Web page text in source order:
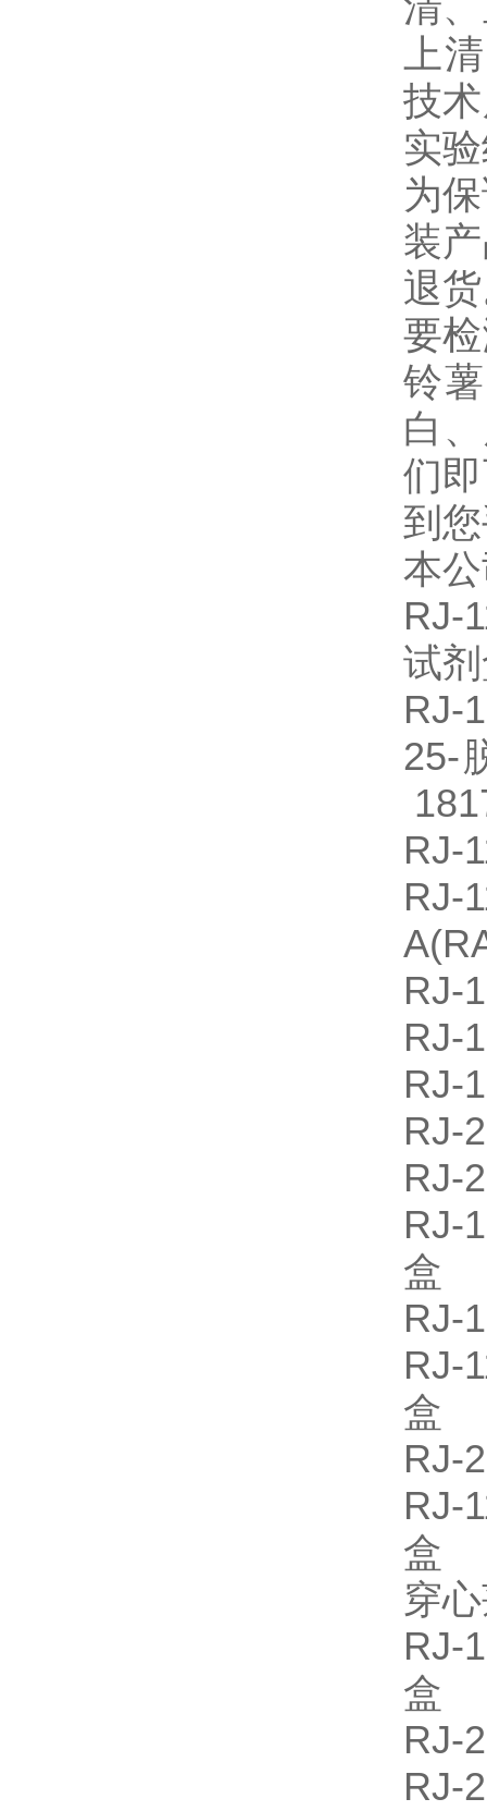
上
技
实
为
装
退
要
铃
白
们
到
本
RJ-
试
RJ-
25-
RJ-
RJ-
RJ-
RJ-
RJ-
RJ-
RJ-
盒
RJ-
RJ-
盒
RJ-
RJ-
盒
穿
RJ-
盒
RJ-
RJ-